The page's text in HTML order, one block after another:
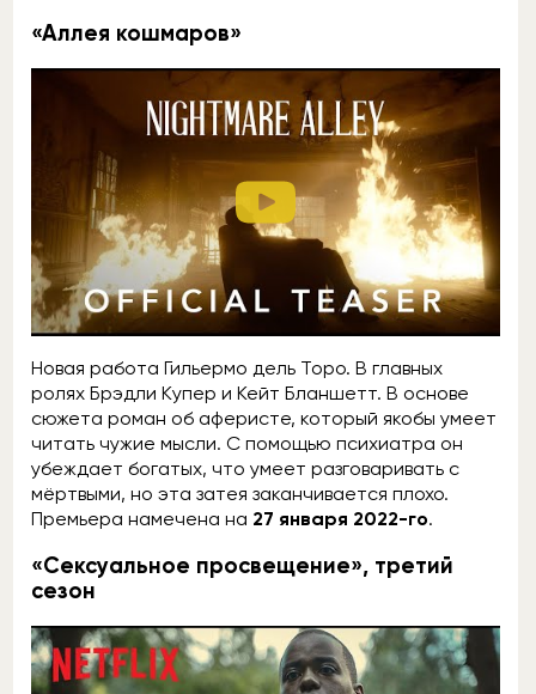
«Аллея кошмаров»
Новая работа Гильермо дель Торо. В главных
ролях Брэдли Купер и Кейт Бланшетт. В основе
сюжета роман об аферисте, который якобы умеет
читать чужие мысли. С помощью психиатра он
убеждает богатых, что умеет разговаривать с
мёртвыми, но эта затея заканчивается плохо.
Премьера намечена на 27 января 2022-го.
«Сексуальное просвещение», третий
сезон